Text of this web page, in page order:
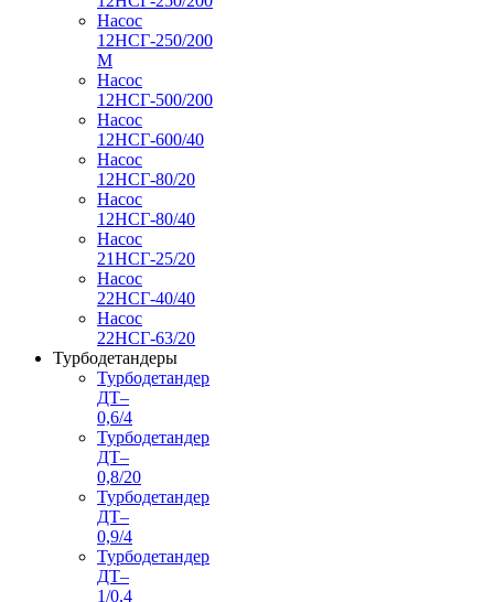
Насос
12НСГ-250/200
М
Насос
12НСГ-500/200
Насос
12НСГ-600/40
Насос
12НСГ-80/20
Насос
12НСГ-80/40
Насос
21НСГ-25/20
Насос
22НСГ-40/40
Насос
22НСГ-63/20
Турбодетандеры
Турбодетандер
ДТ–
0,6/4
Турбодетандер
ДТ–
0,8/20
Турбодетандер
ДТ–
0,9/4
Турбодетандер
ДТ–
1/0,4